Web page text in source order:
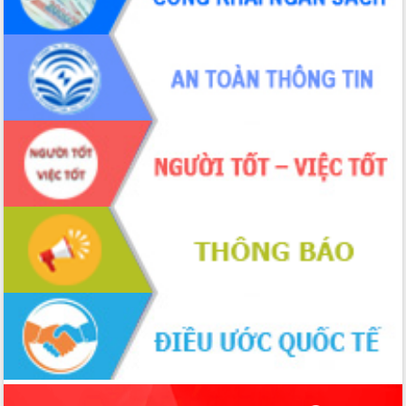
UBND tỉnh họp báo định kỳ tháng 4
năm 2026
Hội thảo khoa học “Giải pháp thúc đẩy
phát triển nền kinh tế xanh tại tỉnh
Đắk Lắk”
Tăng cường giám sát, đôn đốc thực
hiện nhiệm vụ quản lý tài sản công
hàng tuần
Tháo gỡ những vướng mắc, đẩy mạnh
công tác cải cách thủ tục hành chính
tại Trung tâm Phục vụ hành chính
công tỉnh
Đắk Lắk: Tôn vinh 46 giải pháp tại Hội
thi Sáng tạo Kỹ thuật 2024 - 2025
Đắk Lắk rà soát, điều chỉnh Đề án 190
về phát triển nuôi trồng thủy sản
Phó Chủ tịch UBND tỉnh Đắk Lắk
Trương Công Thái kiểm tra thực địa
Dự án cao tốc Khánh Hòa - Buôn Ma
Thuột